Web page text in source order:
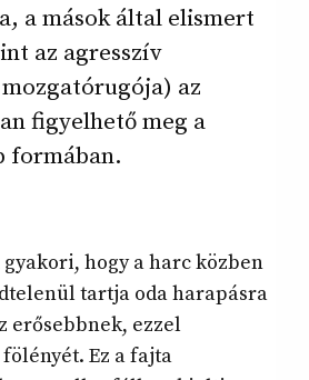
a mások által elismert
az agresszív
az
figyelhető meg a
formában.
hogy a harc közben
tartja oda harapásra
erősebbnek, ezzel
Ez a fajta